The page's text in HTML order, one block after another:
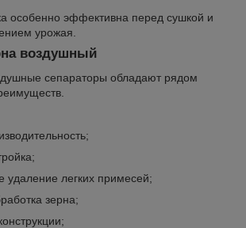
особенно эффективна перед сушкой и
урожая.
воздушный
сепараторы обладают рядом
удаление легких примесей;
зерна;